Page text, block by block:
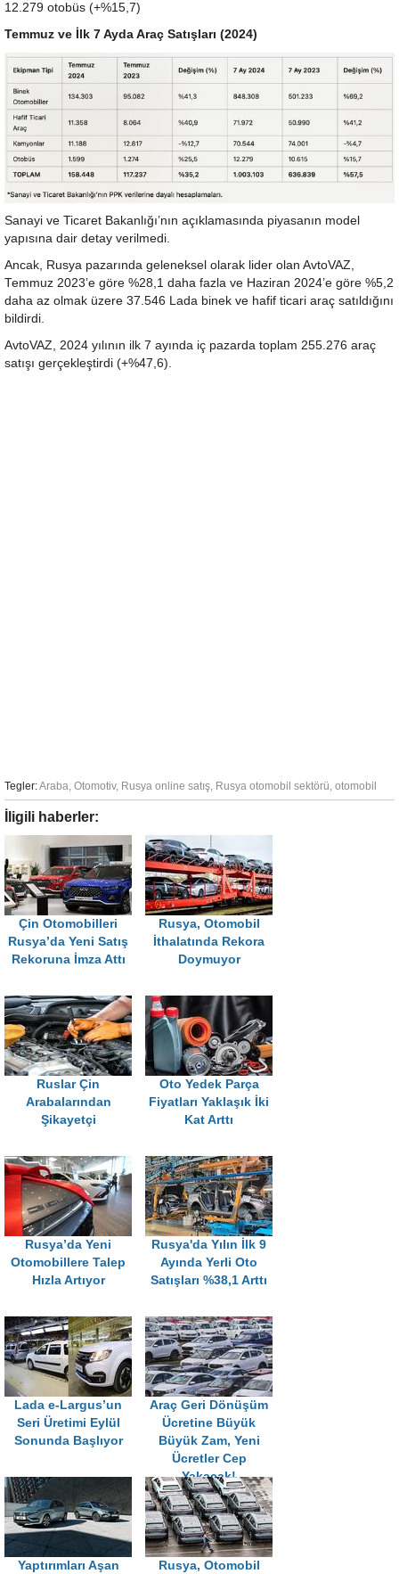
12.279 otobüs (+%15,7)
Temmuz ve İlk 7 Ayda Araç Satışları (2024)
Sanayi ve Ticaret Bakanlığı’nın açıklamasında piyasanın model
yapısına dair detay verilmedi.
Ancak, Rusya pazarında geleneksel olarak lider olan AvtoVAZ,
Temmuz 2023’e göre %28,1 daha fazla ve Haziran 2024’e göre %5,2
daha az olmak üzere 37.546 Lada binek ve hafif ticari araç satıldığını
bildirdi.
AvtoVAZ, 2024 yılının ilk 7 ayında iç pazarda toplam 255.276 araç
satışı gerçekleştirdi (+%47,6).
Tegler:Araba, Otomotiv, Rusya online satış, Rusya otomobil sektörü, otomobil
İligili haberler:
Çin Otomobilleri
Rusya’da Yeni Satış
Rekoruna İmza Attı
Rusya, Otomobil
İthalatında Rekora
Doymuyor
Ruslar Çin
Arabalarından
Şikayetçi
Oto Yedek Parça
Fiyatları Yaklaşık İki
Kat Arttı
Rusya’da Yeni
Otomobillere Talep
Hızla Artıyor
Rusya'da Yılın İlk 9
Ayında Yerli Oto
Satışları %38,1 Arttı
Lada e-Largus’un
Seri Üretimi Eylül
Sonunda Başlıyor
Araç Geri Dönüşüm
Ücretine Büyük
Büyük Zam, Yeni
Ücretler Cep
Yakacak!
Yaptırımları Aşan Rusya, Otomobil